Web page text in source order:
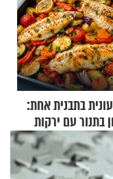
בתבנית אחת:
בתנור עם ירקות